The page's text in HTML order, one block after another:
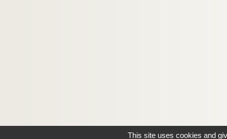
This site uses cookies and